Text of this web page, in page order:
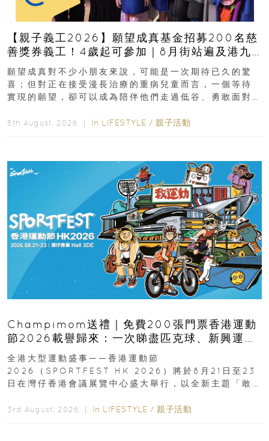
【親子義工2026】願望成真基金招募200名慈
善獎券義工！4歲起可參加｜8月街站遍及港九
新界
願望成真對不少小朋友來說，可能是一次期待已久的驚
喜；但對正在接受漫長治療的重病兒童而言，一個等待
實現的願望，卻可以成為陪伴他們走過低谷、勇敢面對
5th August, 2026 ｜ In LIFESTYLE / 親子活動
Champimom送禮｜免費200張門票香港運動
節2026載譽歸來：一次睇盡匹克球、新興運
動、街舞比賽＋逾百運動品牌展覽
全港大型運動盛事——香港運動節
2026（SPORTFEST HK 2026）將於8月21日至23
日在灣仔香港會議展覽中心盛大舉行，以全新主題「敢
3rd August, 2026 ｜ In LIFESTYLE / 親子活動